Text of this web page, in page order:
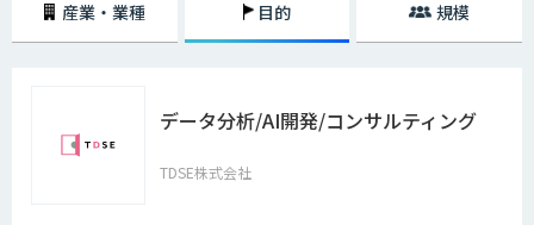
産業・業種 目的 規模
データ分析/AI開発/コンサルティング
TDSE株式会社